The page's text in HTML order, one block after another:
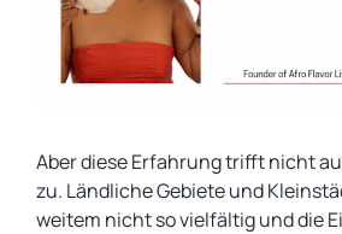
Aber diese Erfahrung trifft nicht
zu. Ländliche Gebiete und
weitem nicht so vielfältig und die